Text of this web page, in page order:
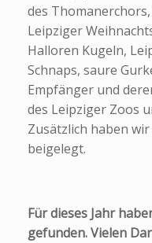
des
Leipziger
Halloren Kugeln,
Schnaps, saure
Empfänger und
des Leipziger Zoos
Zusätzlich haben
beigelegt.
Für dieses Jahr
gefunden. Vielen